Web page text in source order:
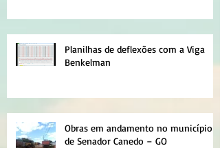
Planilhas de deflexões com a Viga
Benkelman
Obras em andamento no município
de Senador Canedo – GO